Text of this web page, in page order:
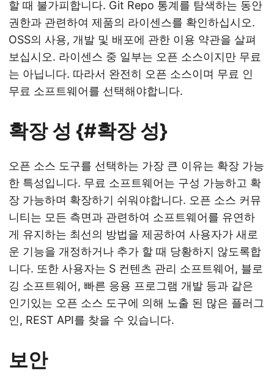
할 때 불가피합니다. Git Repo 통계를 탐색하는 동안
권한과 관련하여 제품의 라이센스를 확인하십시오.
OSS의 사용, 개발 및 배포에 관한 이용 약관을 살펴
보십시오. 라이센스 중 일부는 오픈 소스이지만 무료
는 아닙니다. 따라서 완전히 오픈 소스이며 무료 인
무료 소프트웨어를 선택해야합니다.
확장 성 {#확장 성}
오픈 소스 도구를 선택하는 가장 큰 이유는 확장 가능
한 특성입니다. 무료 소프트웨어는 구성 가능하고 확
장 가능하며 확장하기 쉬워야합니다. 오픈 소스 커뮤
니티는 모든 측면과 관련하여 소프트웨어를 유연하
게 유지하는 최선의 방법을 제공하여 사용자가 새로
운 기능을 개정하거나 추가 할 때 당황하지 않도록합
니다. 또한 사용자는 S 컨텐츠 관리 소프트웨어, 블로
깅 소프트웨어, 빠른 응용 프로그램 개발 등과 같은
인기있는 오픈 소스 도구에 의해 노출 된 많은 플러그
인, REST API를 찾을 수 있습니다.
보안